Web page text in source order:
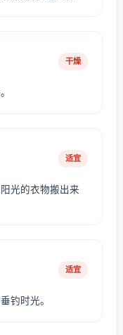
干燥
适宜
光的衣物搬出来
适宜
钓时光。